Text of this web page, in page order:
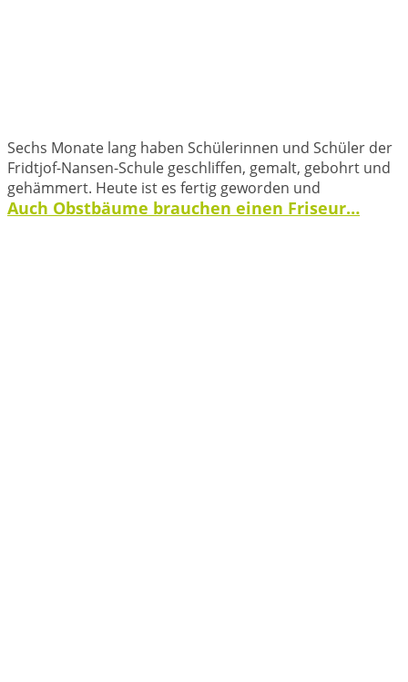
Sechs Monate lang haben Schülerinnen und Schüler der
Fridtjof-Nansen-Schule geschliffen, gemalt, gebohrt und
gehämmert. Heute ist es fertig geworden und
Auch Obstbäume brauchen einen Friseur…